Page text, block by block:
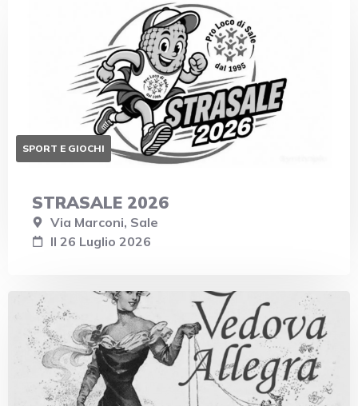
SPORT E GIOCHI
STRASALE 2026
Via Marconi, Sale
Il 26 Luglio 2026